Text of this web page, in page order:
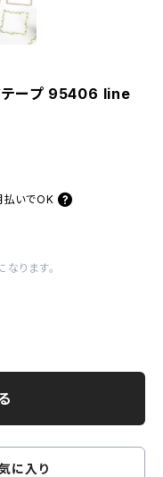
テープ 95406 line
払いでOK
ります。
に入り